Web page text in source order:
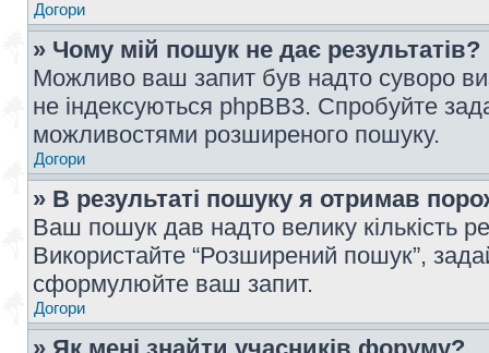
Догори
» Чому мій пошук не дає результатів?
Можливо ваш запит був надто суворо
не індексуються phpBB3. Спробуйте
можливостями розширеного пошуку.
Догори
» В результаті пошуку я отримав
Ваш пошук дав надто велику кількість
Використайте “Розширений пошук”,
сформулюйте ваш запит.
Догори